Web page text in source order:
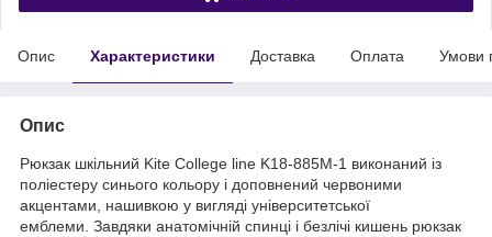
Опис Характеристики Доставка Оплата Умови
Опис
Рюкзак шкільний Kite Сollege line K18-885M-1 виконаний із
поліестеру синього кольору і доповнений червоними
акцентами, нашивкою у вигляді університетської
емблеми. Завдяки анатомічній спинці і безлічі кишень рюкзак